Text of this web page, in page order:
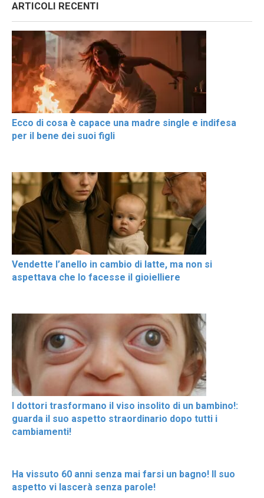
ARTICOLI RECENTI
Ecco di cosa è capace una madre single e indifesa
per il bene dei suoi figli
Vendette l’anello in cambio di latte, ma non si
aspettava che lo facesse il gioielliere
I dottori trasformano il viso insolito di un bambino!:
guarda il suo aspetto straordinario dopo tutti i
cambiamenti!
Ha vissuto 60 anni senza mai farsi un bagno! Il suo
aspetto vi lascerà senza parole!